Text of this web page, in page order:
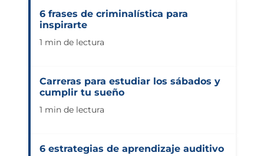
6 frases de criminalística para
inspirarte
1 min de lectura
Carreras para estudiar los sábados y
cumplir tu sueño
1 min de lectura
6 estrategias de aprendizaje auditivo